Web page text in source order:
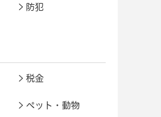
防犯
税金
ペット・動物